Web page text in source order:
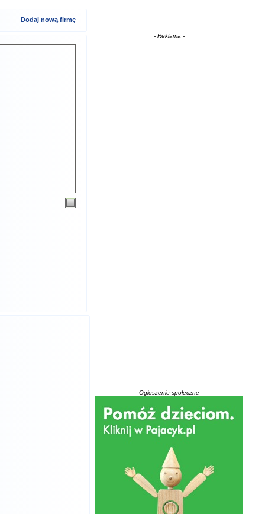
Dodaj nową firmę
- Reklama -
- Ogłoszenie społeczne -